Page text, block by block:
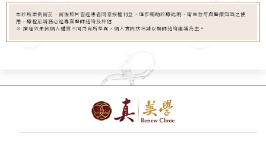
本診所案例術前、術後照片皆經患者同意授權刊登，僅作輔助診療說明、衛生教育與醫療知識之使
用，療程前請務必經專業醫師諮詢及評估
※ 療程效果因個人體質不同而有所差異，個人實際狀況請以醫師諮詢建議為主。